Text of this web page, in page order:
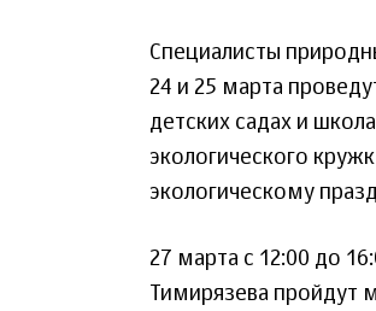
Специалисты
24 и 25 марта
детских садах и
экологического
экологическому
27 марта с 12:00 до
Тимирязева пройдут